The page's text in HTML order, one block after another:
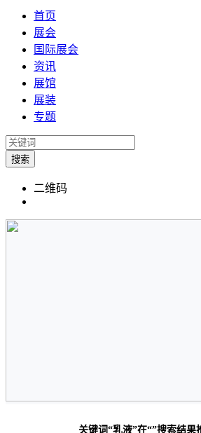
会
首页
展会
国际展会
资讯
展馆
展装
专题
搜索
二维码
关键词“乳液”在“”搜索结果